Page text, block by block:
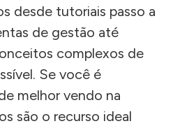
desde tutoriais passo a
de gestão até
complexos de
Se você é
melhor vendo na
são o recurso ideal